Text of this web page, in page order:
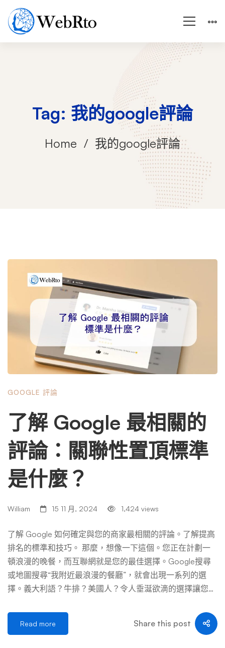
Tag: 我的google評論
Home 我的google評論
GOOGLE 評論
了解 Google 最相關的
評論：關聯性置頂標準
是什麼？
William 15 11 月, 2024 1,424 views
了解 Google 如何確定與您的商家最相關的評論。了解提高
排名的標準和技巧。 那麼，想像一下這個。您正在計劃一
頓浪漫的晚餐，而互聯網就是您的最佳選擇。Google搜尋
或地圖搜尋“我附近最浪漫的餐廳”，就會出現一系列的選
擇。義大利語？牛排？美國人？令人垂涎欲滴的選擇讓您不
——它沒有向你展示所有評論，而是呈現「最相關」的評
論。您是否曾經想知道 Google 如何選擇與您最相關的評
Read more Share this post